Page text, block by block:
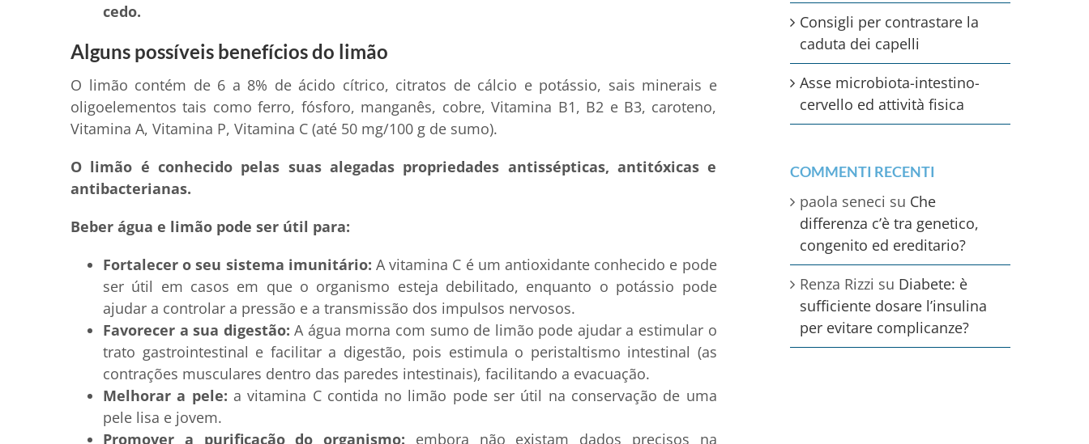
cedo.
Alguns possíveis benefícios do limão
O limão contém de 6 a 8% de ácido cítrico, citratos de cálcio e potássio, sais minerais e
oligoelementos tais como ferro, fósforo, manganês, cobre, Vitamina B1, B2 e B3, caroteno,
Vitamina A, Vitamina P, Vitamina C (até 50 mg/100 g de sumo).
O limão é conhecido pelas suas alegadas propriedades antissépticas, antitóxicas e
antibacterianas.
Beber água e limão pode ser útil para:
Fortalecer o seu sistema imunitário: A vitamina C é um antioxidante conhecido e pode
ser útil em casos em que o organismo esteja debilitado, enquanto o potássio pode
ajudar a controlar a pressão e a transmissão dos impulsos nervosos.
Favorecer a sua digestão: A água morna com sumo de limão pode ajudar a estimular o
trato gastrointestinal e facilitar a digestão, pois estimula o peristaltismo intestinal (as
contrações musculares dentro das paredes intestinais), facilitando a evacuação.
Melhorar a pele: a vitamina C contida no limão pode ser útil na conservação de uma
pele lisa e jovem.
Promover a purificação do organismo: embora não existam dados precisos na
Consigli per contrastare la
caduta dei capelli
Asse microbiota-intestino-
cervello ed attività fisica
COMMENTI RECENTI
paola seneci su Che
differenza c’è tra genetico,
congenito ed ereditario?
Renza Rizzi su Diabete: è
sufficiente dosare l’insulina
per evitare complicanze?